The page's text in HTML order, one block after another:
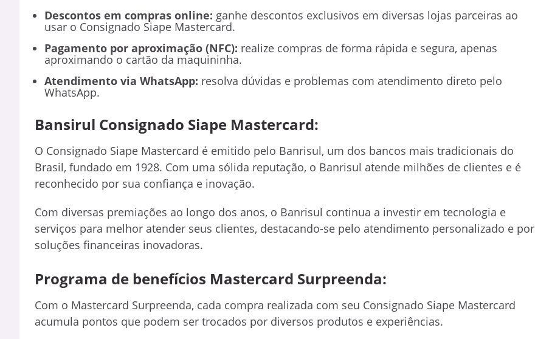
Descontos em compras online: ganhe descontos exclusivos em diversas lojas parceiras ao
usar o Consignado Siape Mastercard.
Pagamento por aproximação (NFC): realize compras de forma rápida e segura, apenas
aproximando o cartão da maquininha.
Atendimento via WhatsApp: resolva dúvidas e problemas com atendimento direto pelo
WhatsApp.
Bansirul Consignado Siape Mastercard:
O Consignado Siape Mastercard é emitido pelo Banrisul, um dos bancos mais tradicionais do
Brasil, fundado em 1928. Com uma sólida reputação, o Banrisul atende milhões de clientes e é
reconhecido por sua confiança e inovação.
Com diversas premiações ao longo dos anos, o Banrisul continua a investir em tecnologia e
serviços para melhor atender seus clientes, destacando-se pelo atendimento personalizado e por
soluções financeiras inovadoras.
Programa de benefícios Mastercard Surpreenda:
Com o Mastercard Surpreenda, cada compra realizada com seu Consignado Siape Mastercard
acumula pontos que podem ser trocados por diversos produtos e experiências.